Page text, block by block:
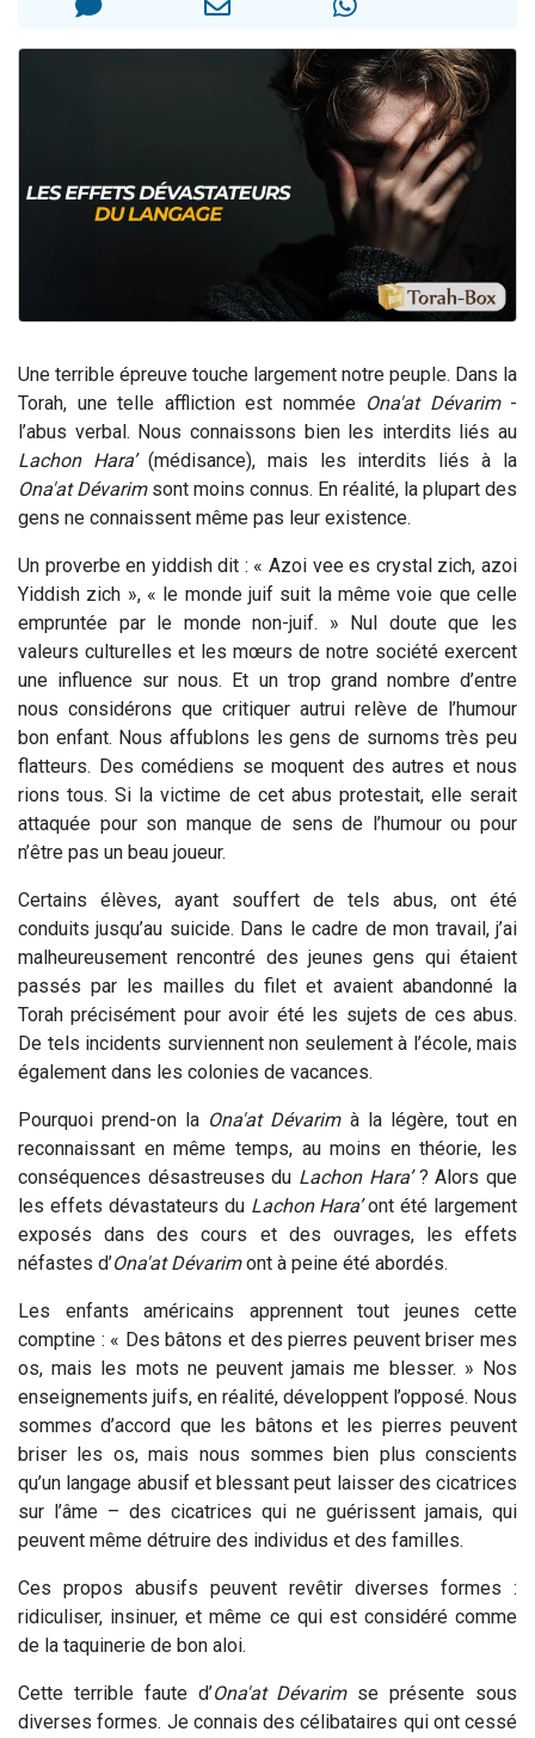
2 nouvelles musiques dans Torah-Box Music
3 personnes viennent de nous rejoindre sur WhatsApp
8 personnes viennent de faire un don pour Tsédaka : pauvres d'Israel
2 personnes viennent de faire un don pour 1 Journée de Vacances Pour les Enfants
Une terrible épreuve touche largement notre peuple. Dans la
Torah, une telle affliction est nommée Ona'at Dévarim-
l’abus verbal. Nous connaissons bien les interdits liés au
Lachon Hara’(médisance), mais les interdits liés à la
Ona'at Dévarimsont moins connus. En réalité, la plupart des
gens ne connaissent même pas leur existence.
Un proverbe en yiddish dit : « Azoi vee es crystal zich, azoi
Yiddish zich », « le monde juif suit la même voie que celle
empruntée par le monde non-juif. » Nul doute que les
valeurs culturelles et les mœurs de notre société exercent
une influence sur nous. Et un trop grand nombre d’entre
nous considérons que critiquer autrui relève de l’humour
bon enfant. Nous affublons les gens de surnoms très peu
flatteurs. Des comédiens se moquent des autres et nous
rions tous. Si la victime de cet abus protestait, elle serait
attaquée pour son manque de sens de l’humour ou pour
n’être pas un beau joueur.
Certains élèves, ayant souffert de tels abus, ont été
conduits jusqu’au suicide. Dans le cadre de mon travail, j’ai
malheureusement rencontré des jeunes gens qui étaient
passés par les mailles du filet et avaient abandonné la
Torah précisément pour avoir été les sujets de ces abus.
De tels incidents surviennent non seulement à l’école, mais
également dans les colonies de vacances.
Pourquoi prend-on la Ona'at Dévarimà la légère, tout en
reconnaissant en même temps, au moins en théorie, les
conséquences désastreuses du Lachon Hara’? Alors que
les effets dévastateurs du Lachon Hara’ont été largement
exposés dans des cours et des ouvrages, les effets
néfastes d’Ona'at Dévarimont à peine été abordés.
Les enfants américains apprennent tout jeunes cette
comptine : « Des bâtons et des pierres peuvent briser mes
os, mais les mots ne peuvent jamais me blesser. » Nos
enseignements juifs, en réalité, développent l’opposé. Nous
sommes d’accord que les bâtons et les pierres peuvent
briser les os, mais nous sommes bien plus conscients
qu’un langage abusif et blessant peut laisser des cicatrices
sur l’âme – des cicatrices qui ne guérissent jamais, qui
peuvent même détruire des individus et des familles.
Ces propos abusifs peuvent revêtir diverses formes :
ridiculiser, insinuer, et même ce qui est considéré comme
de la taquinerie de bon aloi.
Cette terrible faute d’Ona'at Dévarimse présente sous
diverses formes. Je connais des célibataires qui ont cessé